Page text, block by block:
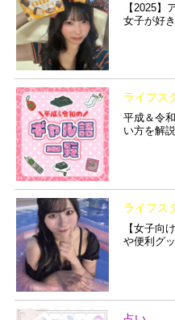
【2025
女子が好
ライフス
平成＆令
い方を解
ライフス
【女子向
や便利グ